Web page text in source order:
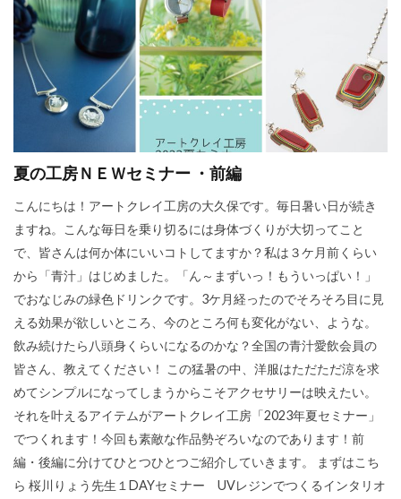
夏の工房ＮＥＷセミナー ・前編
こんにちは！アートクレイ工房の大久保です。毎日暑い日が続き
ますね。こんな毎日を乗り切るには身体づくりが大切ってこと
で、皆さんは何か体にいいコトしてますか？私は３ケ月前くらい
から「青汁」はじめました。「ん～まずいっ！もういっぱい！」
でおなじみの緑色ドリンクです。3ケ月経ったのでそろそろ目に見
える効果が欲しいところ、今のところ何も変化がない、ような。
飲み続けたら八頭身くらいになるのかな？全国の青汁愛飲会員の
皆さん、教えてください！ この猛暑の中、洋服はただただ涼を求
めてシンプルになってしまうからこそアクセサリーは映えたい。
それを叶えるアイテムがアートクレイ工房「2023年夏セミナー」
でつくれます！今回も素敵な作品勢ぞろいなのであります！前
編・後編に分けてひとつひとつご紹介していきます。 まずはこち
ら 桜川りょう先生１DAYセミナー UVレジンでつくるインタリオ